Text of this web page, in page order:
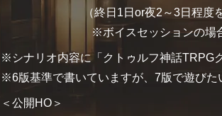
（終日1日or夜2～3日程度を
※ボイスセッションの場
※シナリオ内容に「クトゥルフ神話TRPG
※6版基準で書いていますが、7版で遊び
＜公開HO＞